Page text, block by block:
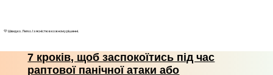
💛 Швидко. Легко. І з ясністю в кожному рішенні.
7 кроків, щоб заспокоїтись під час
раптової панічної атаки або